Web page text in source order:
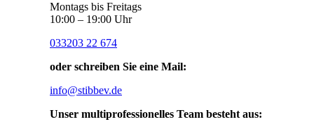
Montags bis Freitags
10:00 – 19:00 Uhr
033203 22 674
oder schreiben Sie eine Mail:
info@stibbev.de
Unser multiprofessionelles Team besteht aus: